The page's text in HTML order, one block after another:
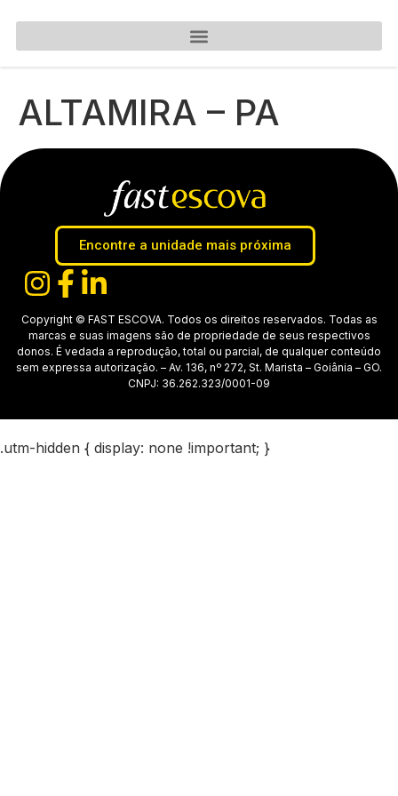
ALTAMIRA – PA
Encontre a unidade mais próxima
Copyright © FAST ESCOVA. Todos os direitos reservados. Todas as
marcas e suas imagens são de propriedade de seus respectivos
donos. É vedada a reprodução, total ou parcial, de qualquer conteúdo
sem expressa autorização. – Av. 136, nº 272, St. Marista – Goiânia – GO.
CNPJ: 36.262.323/0001-09
.utm-hidden { display: none !important; }